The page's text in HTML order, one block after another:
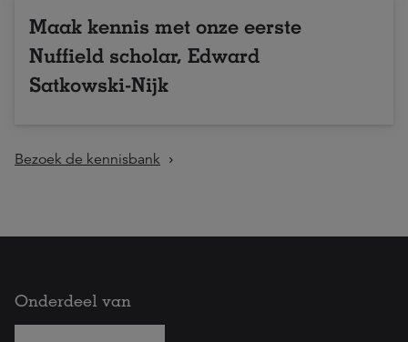
Maak kennis met onze eerste
Nuffield scholar, Edward
Satkowski-Nijk
Bezoek de kennisbank
Onderdeel van